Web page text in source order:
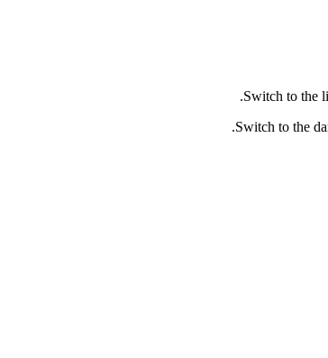
Switch to the
Switch to the